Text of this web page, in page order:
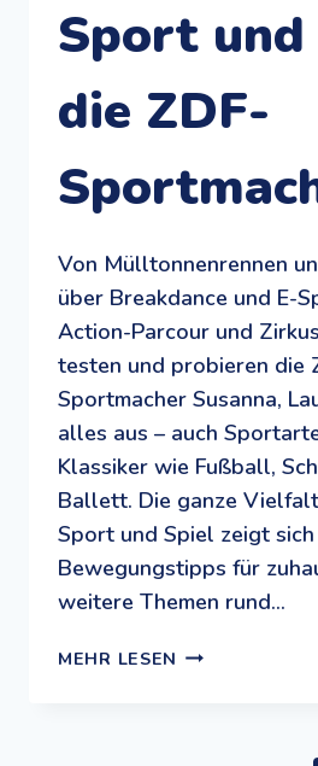
Sport und
die ZDF-
Von Mülltonnenrennen
über Breakdance und E-
Action-Parcour und
testen und probieren die
Sportmacher Susanna,
alles aus – auch
Klassiker wie Fußball,
Ballett. Die ganze
Sport und Spiel zeigt
Bewegungstipps für
weitere Themen rund…
MEHR LESEN BEWEGUNG,